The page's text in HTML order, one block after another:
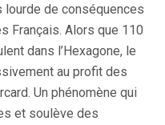
de conséquences
Français. Alors que 110
dans l’Hexagone, le
au profit des
Un phénomène qui
et soulève des